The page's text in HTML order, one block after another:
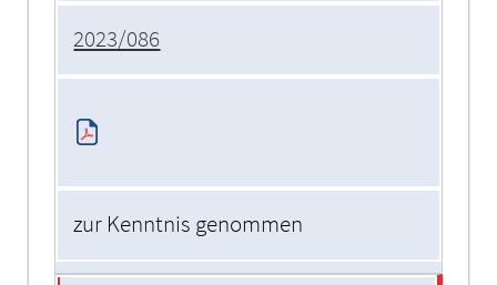
2023/086
zur Kenntnis genommen